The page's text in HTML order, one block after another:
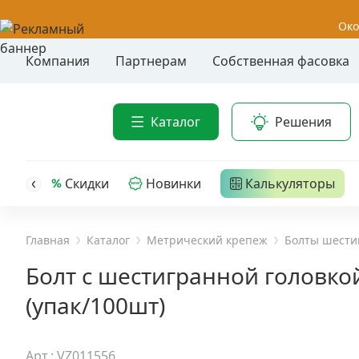
Компания Партнерам Собственная фасовка
Каталог Решения
Распродажа
Уценка
Кабельный крепеж
головкой
трех-
Скидки Новинки Калькуляторы
Главная Каталог Метрический крепеж Болты
Болт с шестигранной
(упак/100шт)